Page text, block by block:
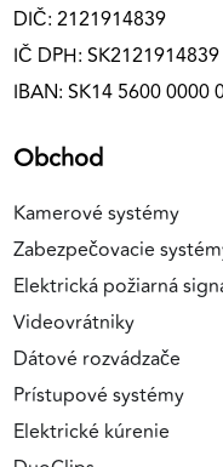
DIČ: 2121914839
IČ DPH: SK2121914839
IBAN: SK14 5600 0000
Obchod
Kamerové systémy
Zabezpečovacie
Elektrická požiarná
Videovrátniky
Dátové rozvádzače
Prístupové systémy
Elektrické kúrenie